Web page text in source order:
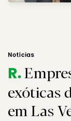
Notícias
R.
exóticas
em Las